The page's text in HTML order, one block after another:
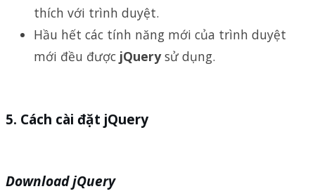
thích với trình duyệt.
Hầu hết các tính năng mới của trình duyệt
mới đều được jQuerysử dụng.
Cách cài đặt jQuery
Download jQuery